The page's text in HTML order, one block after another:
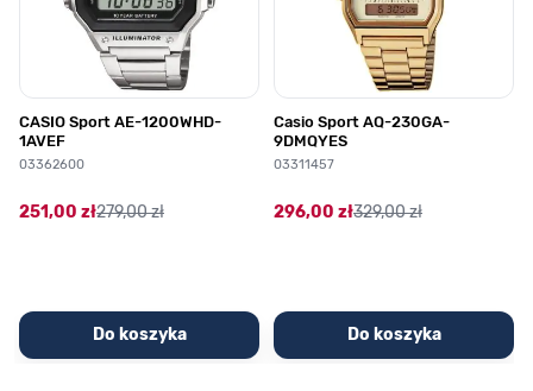
CASIO Sport AE-1200WHD-
1AVEF
03362600
251,00 zł279,00 zł
Do koszyka
Casio Sport AQ-230GA-
9DMQYES
03311457
296,00 zł329,00 zł
Do koszyka